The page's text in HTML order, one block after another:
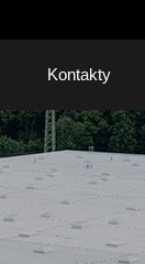
Kontakty